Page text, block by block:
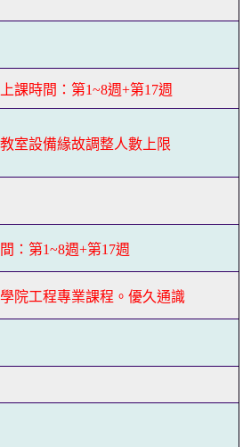
課時間：第1~8週+第17週
室設備緣故調整人數上限
：第1~8週+第17週
院工程專業課程。優久通識